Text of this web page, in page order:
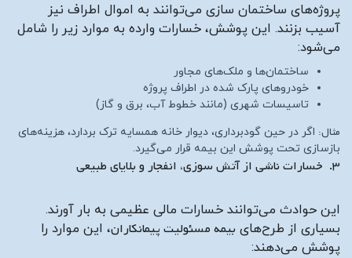
پروژه‌های ساختمان‌ سازی می‌توانند به اموال اطراف نیز
آسیب بزنند. این پوشش، خسارات وارده به موارد زیر را شامل
می‌شود:
ساختمان‌ها و ملک‌های مجاور
خودروهای پارک شده در اطراف پروژه
تاسیسات شهری (مانند خطوط آب، برق و گاز)
مثال: اگر در حین گودبرداری، دیوار خانه همسایه ترک بردارد، هزینه‌های
بازسازی تحت پوشش این بیمه قرار می‌گیرد.
۳. خسارات ناشی از آتش‌ سوزی، انفجار و بلایای طبیعی
این حوادث می‌توانند خسارات مالی عظیمی به بار آورند.
بسیاری از طرح‌های بیمه مسئولیت پیمانکاران، این موارد را
پوشش می‌دهند: